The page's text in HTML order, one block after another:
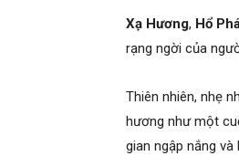
Xạ Hương, Hổ
rạng ngời của
Thiên nhiên, nhẹ
hương như một
gian ngập nắng